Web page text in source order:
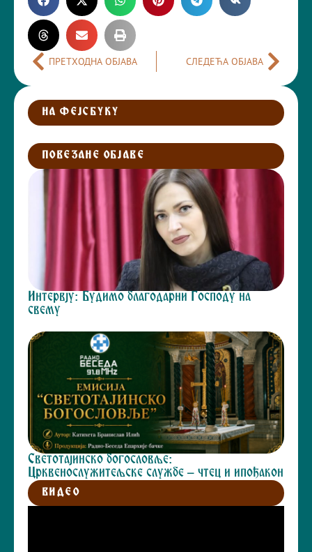
ПРЕТХОДНА ОБЈАВА СЛЕДЕЋА ОБЈАВА
НА ФЕЈСБУКУ
ПОВЕЗАНЕ ОБЈАВЕ
Интервју: Будимо благодарни Господу на
свему
Светотајинско богословље:
Црквенослужитељске службе – чтец и ипођакон
ВИДЕО